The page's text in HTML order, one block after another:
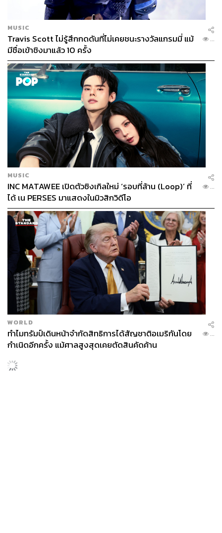
MUSIC
Travis Scott ไม่รู้สึกกดดันที่ไม่เคยชนะรางวัลแกรมมี่ แม้
มีชื่อเข้าชิงมาแล้ว 10 ครั้ง
...
MUSIC
INC MATAWEE เปิดตัวซิงเกิลใหม่ ‘รอบที่ล้าน (Loop)’ ที่
ได้ เน PERSES มาแสดงในมิวสิกวิดีโอ
...
WORLD
ทำไมทรัมป์เดินหน้าจำกัดสิทธิการได้สัญชาติอเมริกันโดย
กำเนิดอีกครั้ง แม้ศาลสูงสุดเคยตัดสินคัดค้าน
...